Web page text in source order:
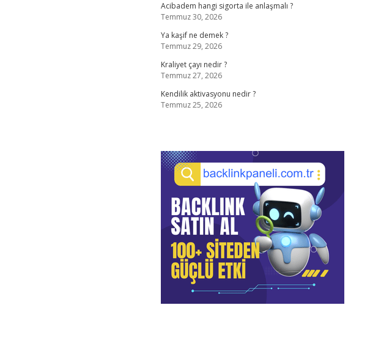
Acibadem hangi sigorta ile anlaşmalı ?
Temmuz 30, 2026
Ya kaşif ne demek ?
Temmuz 29, 2026
Kraliyet çayı nedir ?
Temmuz 27, 2026
Kendilik aktivasyonu nedir ?
Temmuz 25, 2026